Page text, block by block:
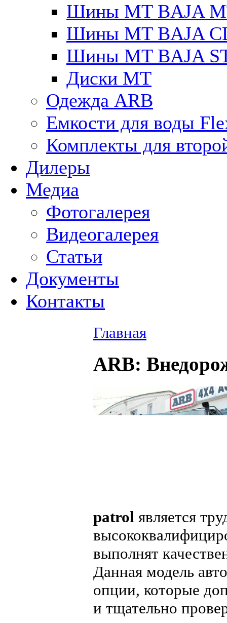
Шины MT BAJA
Шины MT BAJA
Шины MT BAJA
Диски MT
Одежда ARB
Емкости для воды
Комплекты для
Дилеры
Медиа
Фотогалерея
Видеогалерея
Статьи
Документы
Контакты
Главная
ARB:
patrol является
выполнят
Данная модель
опции, которые
и тщательно